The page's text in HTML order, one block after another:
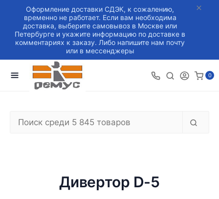
Оформление доставки СДЭК, к сожалению,
временно не работает. Если вам необходима
доставка, выберите самовывоз в Москве или
Петербурге и укажите информацию по доставке в
комментариях к заказу. Либо напишите нам почту
или в мессенджеры
0
Дивертор D-5